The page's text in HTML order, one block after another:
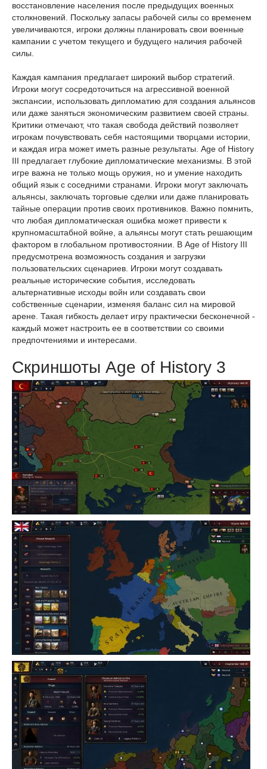
восстановление населения после предыдущих военных
столкновений. Поскольку запасы рабочей силы со временем
увеличиваются, игроки должны планировать свои военные
кампании с учетом текущего и будущего наличия рабочей
силы.
Каждая кампания предлагает широкий выбор стратегий.
Игроки могут сосредоточиться на агрессивной военной
экспансии, использовать дипломатию для создания альянсов
или даже заняться экономическим развитием своей страны.
Критики отмечают, что такая свобода действий позволяет
игрокам почувствовать себя настоящими творцами истории,
и каждая игра может иметь разные результаты. Age of History
III предлагает глубокие дипломатические механизмы. В этой
игре важна не только мощь оружия, но и умение находить
общий язык с соседними странами. Игроки могут заключать
альянсы, заключать торговые сделки или даже планировать
тайные операции против своих противников. Важно помнить,
что любая дипломатическая ошибка может привести к
крупномасштабной войне, а альянсы могут стать решающим
фактором в глобальном противостоянии. В Age of History III
предусмотрена возможность создания и загрузки
пользовательских сценариев. Игроки могут создавать
реальные исторические события, исследовать
альтернативные исходы войн или создавать свои
собственные сценарии, изменяя баланс сил на мировой
арене. Такая гибкость делает игру практически бесконечной -
каждый может настроить ее в соответствии со своими
предпочтениями и интересами.
Скриншоты Age of History 3